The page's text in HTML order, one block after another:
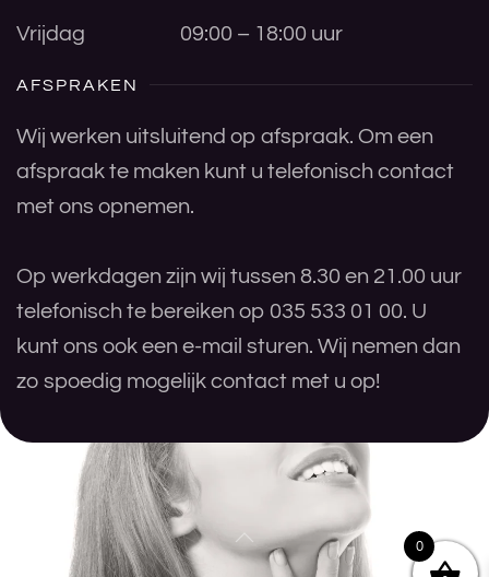
Vrijdag 09:00 – 18:00 uur
AFSPRAKEN
Wij werken uitsluitend op afspraak. Om een
afspraak te maken kunt u telefonisch contact
met ons opnemen.
Op werkdagen zijn wij tussen 8.30 en 21.00 uur
telefonisch te bereiken op 035 533 01 00. U
kunt ons ook een e-mail sturen. Wij nemen dan
zo spoedig mogelijk contact met u op!
0